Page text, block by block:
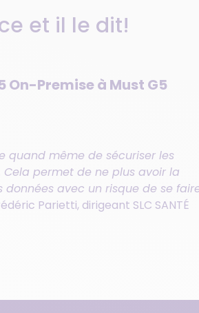
et il le dit!
On-Premise à Must G5
quand même de sécuriser les
permet de ne plus avoir la
avec un risque de se
Parietti, dirigeant SLC SANTÉ